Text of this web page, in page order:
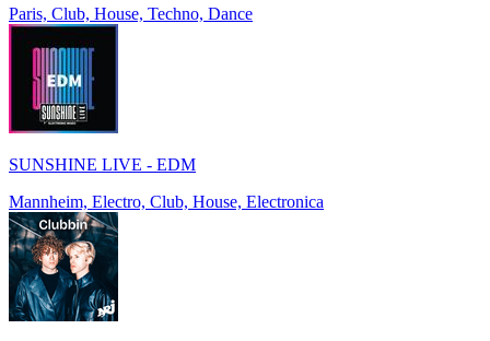
Paris, Club, House, Techno, Dance
SUNSHINE LIVE - EDM
Mannheim, Electro, Club, House, Electronica